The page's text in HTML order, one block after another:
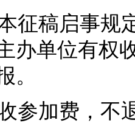
征稿启事规
办单位有权
。
参加费，不